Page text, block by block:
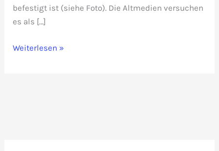
befestigt ist (siehe Foto). Die Altmedien versuchen
es als […]
Australier
Weiterlesen »